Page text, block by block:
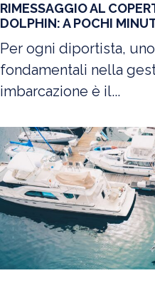
RIMESSAGGIO AL
DOLPHIN: A POCHI
Per ogni diportista,
fondamentali nella
imbarcazione è il...